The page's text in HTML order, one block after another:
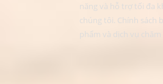
năng và hỗ trợ tối đa
chúng tôi. Chính sách
phẩm và dịch vụ chăm